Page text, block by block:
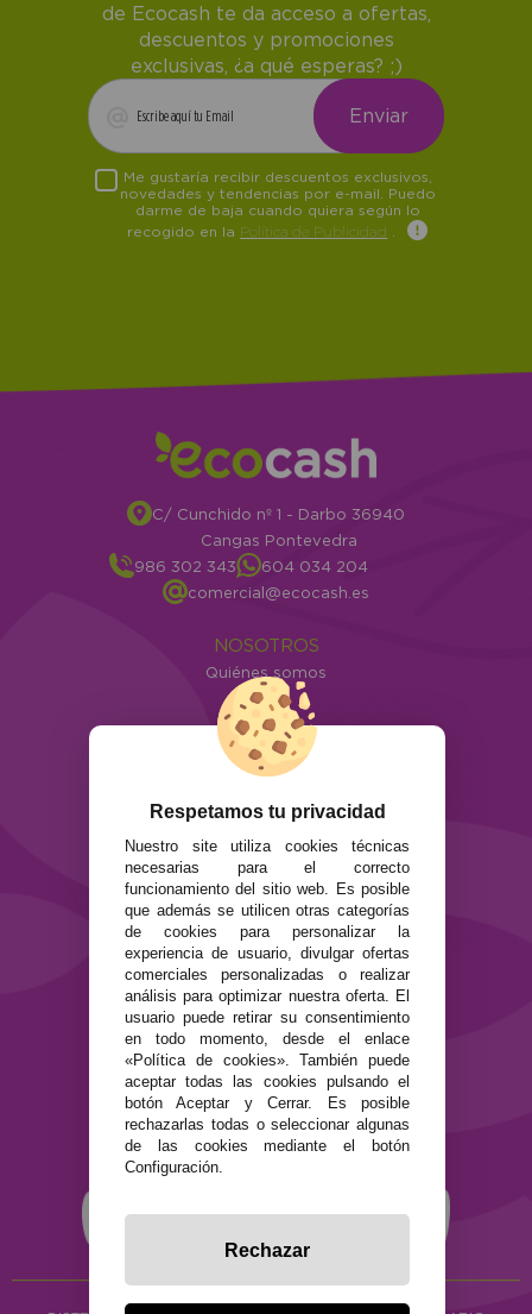
de Ecocash te da acceso a ofertas,
descuentos y promociones
exclusivas, ¿a qué esperas? ;)
Me gustaría recibir descuentos exclusivos,
novedades y tendencias por e-mail. Puedo
darme de baja cuando quiera según lo
recogido en la Política de Publicidad
C/ Cunchido nº 1 - Darbo 36940
Cangas Pontevedra
986 302 343
604 034 204
comercial@ecocash.es
NOSOTROS
Quiénes somos
Info
ATENCIÓN AL CLIENTE
Envíos y devoluciones
Formas de pago
Contacto
SEGURIDAD Y PRIVACIDAD
Términos y condiciones de uso
Política de privacidad
Política de cookies
Respetamos tu privacidad
Nuestro site utiliza cookies técnicas
necesarias para el correcto
funcionamiento del sitio web. Es posible
que además se utilicen otras categorías
de cookies para personalizar la
experiencia de usuario, divulgar ofertas
comerciales personalizadas o realizar
análisis para optimizar nuestra oferta. El
usuario puede retirar su consentimiento
en todo momento, desde el enlace
«Política de cookies». También puede
aceptar todas las cookies pulsando el
botón Aceptar y Cerrar. Es posible
rechazarlas todas o seleccionar algunas
de las cookies mediante el botón
Configuración.
Rechazar